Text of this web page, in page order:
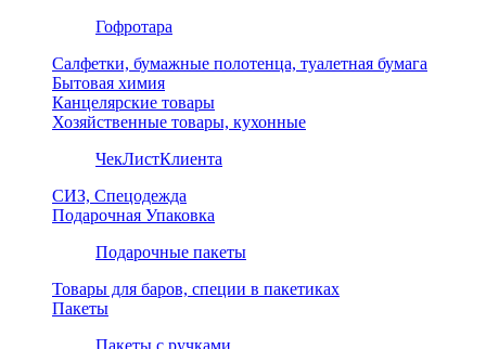
Гофротара
Салфетки, бумажные полотенца, туалетная бумага
Бытовая химия
Канцелярские товары
Хозяйственные товары, кухонные
ЧекЛистКлиента
СИЗ, Спецодежда
Подарочная Упаковка
Подарочные пакеты
Товары для баров, специи в пакетиках
Пакеты
Пакеты с ручками